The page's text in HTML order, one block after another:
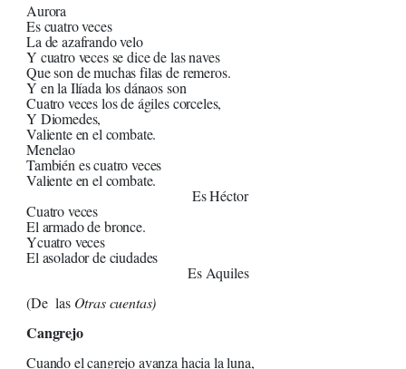
Aurora
Es cuatro veces
La de azafrando velo
Y cuatro veces se dice de las naves
Que son de muchas filas de remeros.
Y en la Ilíada los dánaos son
Cuatro veces los de ágiles corceles,
Y Diomedes,
Valiente en el combate.
Menelao
También es cuatro veces
Valiente en el combate.
Es Héctor
Cuatro veces
El armado de bronce.
Ycuatro veces
El asolador de ciudades
Es Aquiles
(De las Otras cuentas)
Cangrejo
Cuando el cangrejo avanza hacia la luna,